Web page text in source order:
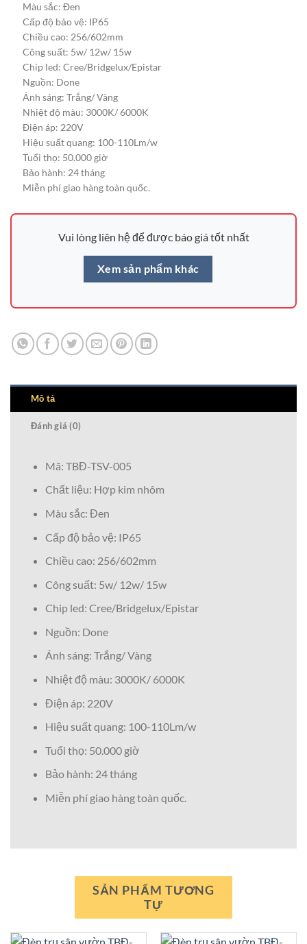
Màu sắc: Đen
Cấp độ bảo vệ: IP65
Chiều cao: 256/602mm
Công suất: 5w/ 12w/ 15w
Chip led: Cree/Bridgelux/Epistar
Nguồn: Done
Ánh sáng: Trắng/ Vàng
Nhiệt độ màu: 3000K/ 6000K
Điện áp: 220V
Hiệu suất quang: 100-110Lm/w
Tuổi thọ: 50.000 giờ
Bảo hành: 24 tháng
Miễn phí giao hàng toàn quốc.
Vui lòng liên hệ để được báo giá tốt nhất
Xem sản phẩm khác
Mô tả
Đánh giá (0)
Mã: TBĐ-TSV-005
Chất liệu: Hợp kim nhôm
Màu sắc: Đen
Cấp độ bảo vệ: IP65
Chiều cao: 256/602mm
Công suất: 5w/ 12w/ 15w
Chip led: Cree/Bridgelux/Epistar
Nguồn: Done
Ánh sáng: Trắng/ Vàng
Nhiệt độ màu: 3000K/ 6000K
Điện áp: 220V
Hiệu suất quang: 100-110Lm/w
Tuổi thọ: 50.000 giờ
Bảo hành: 24 tháng
Miễn phí giao hàng toàn quốc.
SẢN PHẨM TƯƠNG
TỰ